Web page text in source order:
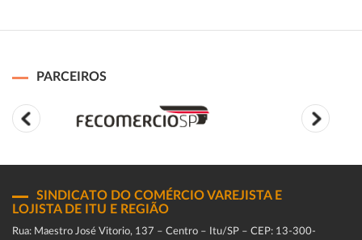
PARCEIROS
SINDICATO DO COMÉRCIO VAREJISTA E
LOJISTA DE ITU E REGIÃO
Rua: Maestro José Vitorio, 137 – Centro – Itu/SP – CEP: 13-300-